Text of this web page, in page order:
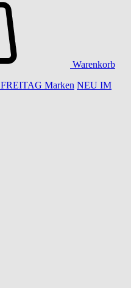
Warenkorb
FREITAG Marken NEU IM